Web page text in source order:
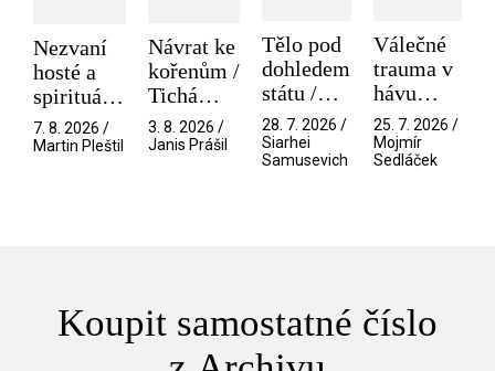
Nezvaní
hosté a
spirituální
narušitelé
z vesmíru
7. 8. 2026 /
Martin Pleštil
Návrat ke
kořenům /
Tichá
přítelkyně
3. 8. 2026 /
Janis Prášil
Tělo pod
dohledem
státu /
Pramen
28. 7. 2026 /
Siarhei
Samusevich
Válečné
trauma v
hávu
spektáklu
/ Odyssea
25. 7. 2026 /
Mojmír
Sedláček
Koupit samostatné číslo